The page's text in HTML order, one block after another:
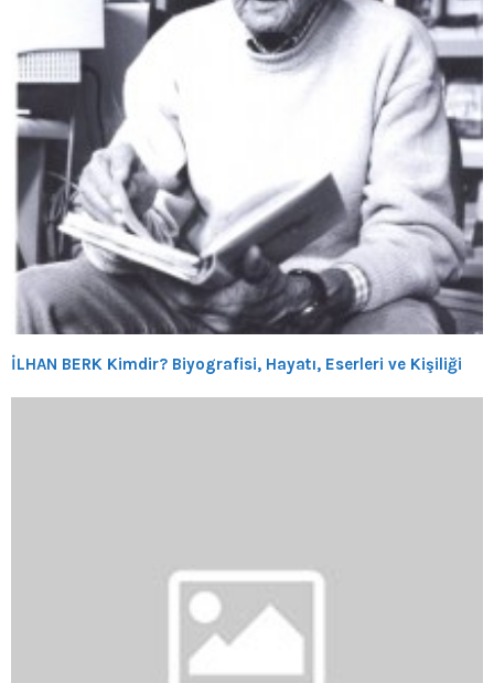
İLHAN BERK Kimdir? Biyografisi, Hayatı, Eserleri ve Kişiliği